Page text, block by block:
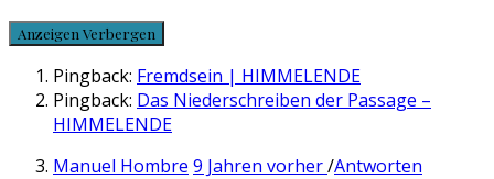
Anzeigen Verbergen
Pingback: Fremdsein | HIMMELENDE
Pingback: Das Niederschreiben der Passage –
HIMMELENDE
Manuel Hombre 9 Jahren vorher/Antworten